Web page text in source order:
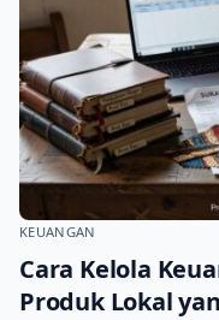
KEUANGAN
Cara Kelola
Produk Lokal